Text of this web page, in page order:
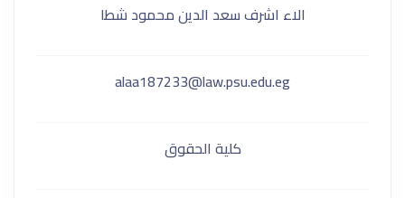
الاء اشرف سعد الدين محمود شطا
alaa187233@law.psu.edu.eg
كلية الحقوق